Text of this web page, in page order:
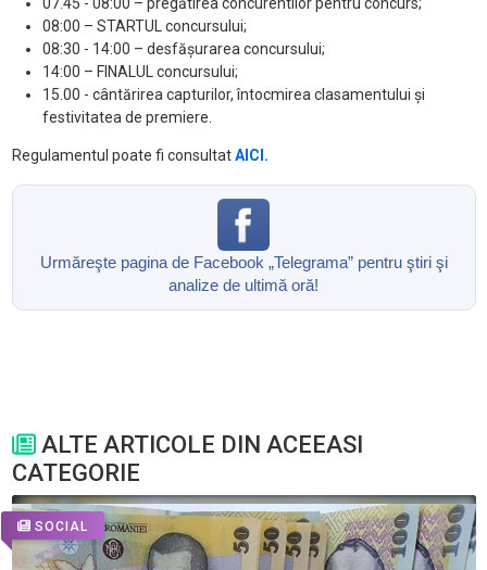
08:00 – STARTUL concursului;
08:30 - 14:00 – desfăşurarea concursului;
14:00 – FINALUL concursului;
15.00 - cântărirea capturilor, întocmirea clasamentului şi
festivitatea de premiere.
Regulamentul poate fi consultatAICI.
Urmăreşte pagina de Facebook „Telegrama” pentru ştiri şi
analize de ultimă oră!
ALTE ARTICOLE DIN ACEEASI
CATEGORIE
SOCIAL